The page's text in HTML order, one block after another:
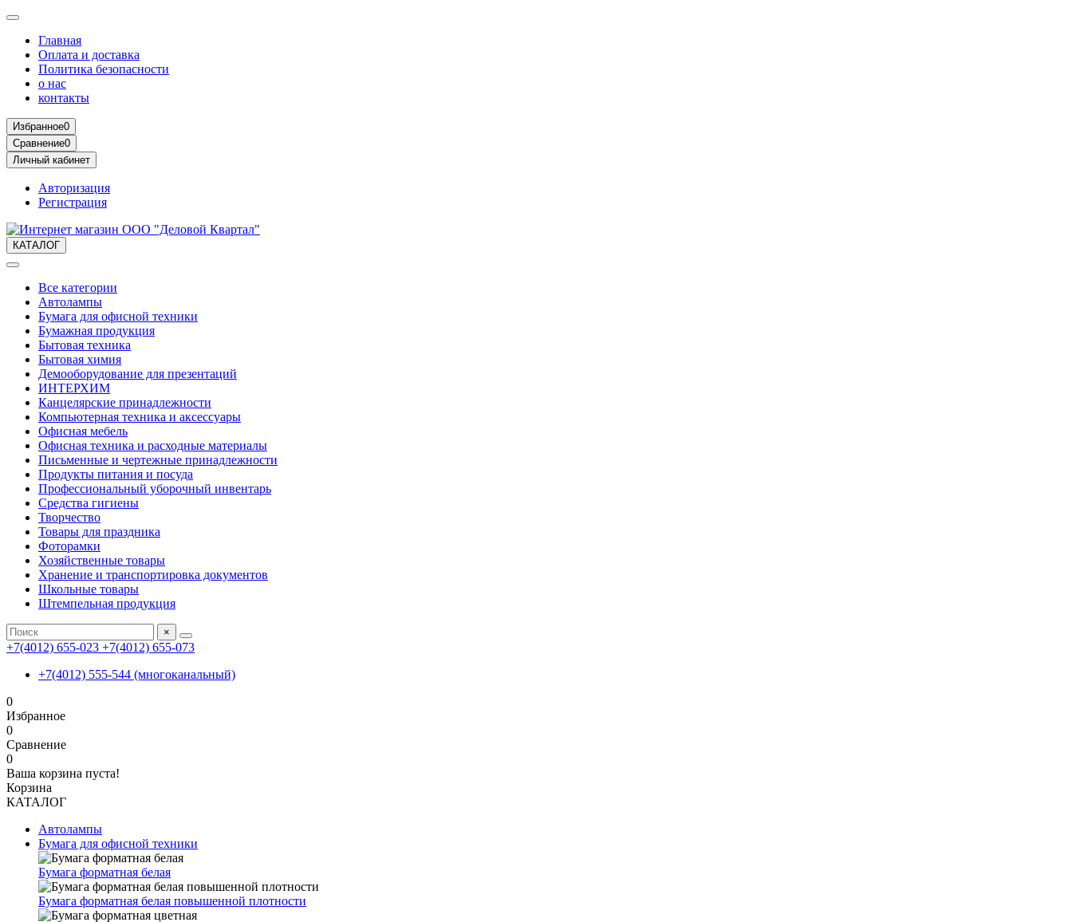
Главная
Оплата и доставка
Политика безопасности
о нас
контакты
Избранное0
Сравнение0
Личный кабинет
Авторизация
Регистрация
КАТАЛОГ
Все категории
Автолампы
Бумага для офисной техники
Бумажная продукция
Бытовая техника
Бытовая химия
Демооборудование для презентаций
ИНТЕРХИМ
Канцелярские принадлежности
Компьютерная техника и аксессуары
Офисная мебель
Офисная техника и расходные материалы
Письменные и чертежные принадлежности
Продукты питания и посуда
Профессиональный уборочный инвентарь
Средства гигиены
Творчество
Товары для праздника
Фоторамки
Хозяйственные товары
Хранение и транспортировка документов
Школьные товары
Штемпельная продукция
×
+7(4012) 655-023 +7(4012) 655-073
+7(4012) 555-544 (многоканальный)
0
Избранное
0
Сравнение
0
Ваша корзина пуста!
Корзина
КАТАЛОГ
Автолампы
Бумага для офисной техники
Бумага форматная белая
Бумага форматная белая повышенной плотности